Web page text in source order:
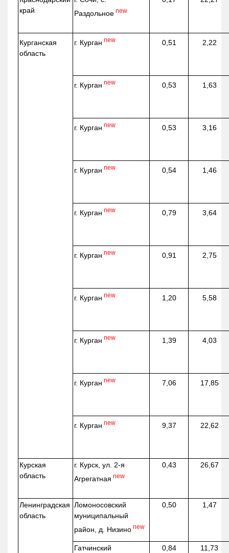
край
Раздольное new
Курганская
область
г. Курган new 0,51 2,22
г. Курган new 0,53 1,63
г. Курган new 0,53 3,16
г. Курган new 0,54 1,46
г. Курган new 0,79 3,64
г. Курган new 0,91 2,75
г. Курган new 1,20 5,58
г. Курган new 1,39 4,03
г. Курган new 7,06 17,85
г. Курган new 9,37 22,62
Курская
область
г. Курск, ул. 2-я
Агрегатная new
0,43 26,67
Ленинградская
область
Ломоносовский
муниципальный
район, д. Низино new
0,50 1,47
Гатчинский
0,84 11,73